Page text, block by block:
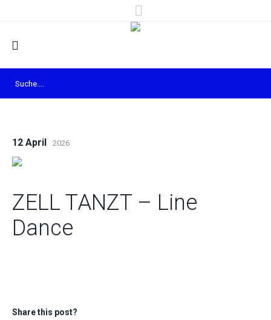
12 April 2026
ZELL TANZT – Line
Dance
Share this post?